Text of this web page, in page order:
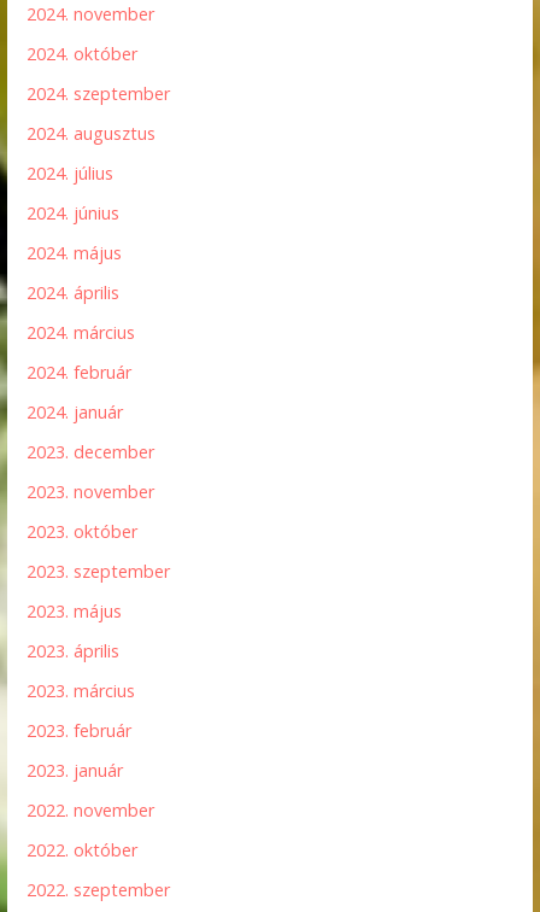
2024. november
2024. október
2024. szeptember
2024. augusztus
2024. július
2024. június
2024. május
2024. április
2024. március
2024. február
2024. január
2023. december
2023. november
2023. október
2023. szeptember
2023. május
2023. április
2023. március
2023. február
2023. január
2022. november
2022. október
2022. szeptember